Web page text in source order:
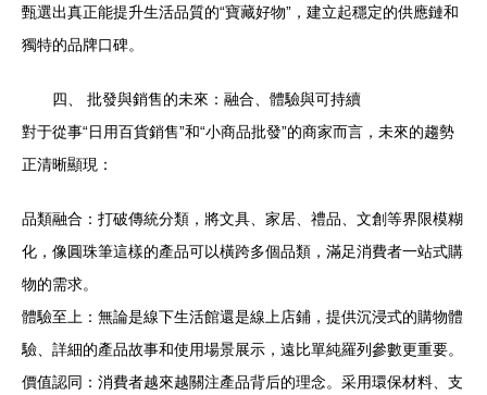
甄選出真正能提升生活品質的“寶藏好物”，建立起穩定的供應鏈和
獨特的品牌口碑。
四、 批發與銷售的未來：融合、體驗與可持續
對于從事“日用百貨銷售”和“小商品批發”的商家而言，未來的趨勢
正清晰顯現：
品類融合：打破傳統分類，將文具、家居、禮品、文創等界限模糊
化，像圓珠筆這樣的產品可以橫跨多個品類，滿足消費者一站式購
物的需求。
體驗至上：無論是線下生活館還是線上店鋪，提供沉浸式的購物體
驗、詳細的產品故事和使用場景展示，遠比單純羅列參數更重要。
價值認同：消費者越來越關注產品背后的理念。采用環保材料、支